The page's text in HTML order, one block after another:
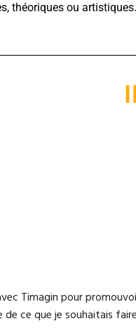
théoriques ou artistiques.
Timagin pour
de ce que je souhaitais